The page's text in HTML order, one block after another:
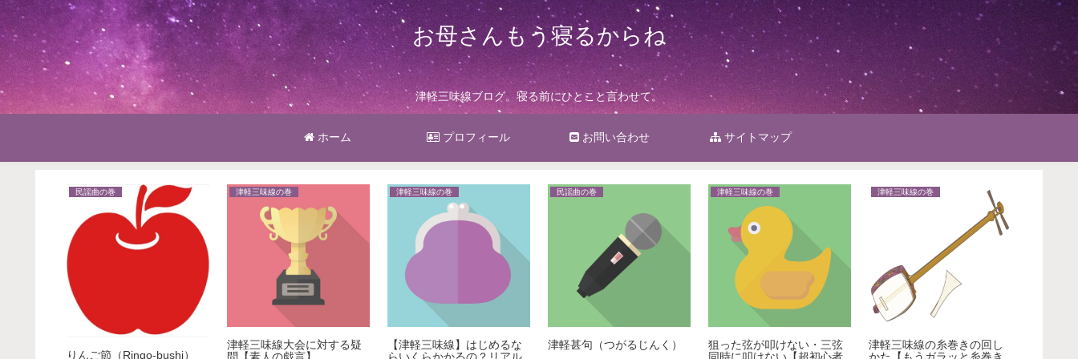
お母さんもう寝るからね
津軽三味線ブログ。寝る前にひとこと言わせて。
ホーム プロフィール お問い合わせ サイトマップ
民謡曲の巻
りんご節（Ringo-bushi）
津軽三味線の巻
津軽三味線大会に対する疑
問【素人の戯言】
津軽三味線の巻
【津軽三味線】はじめるな
らいくらかかるの？リアル
民謡曲の巻
津軽甚句（つがるじんく）
津軽三味線の巻
狙った弦が叩けない・三弦
同時に叩けない【超初心者
津軽三味線の巻
津軽三味線の糸巻きの回し
かた【もうガラッと糸巻き